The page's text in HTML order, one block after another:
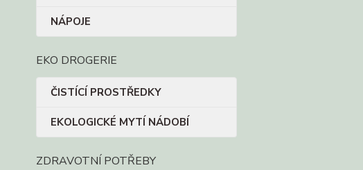
NÁPOJE
EKO DROGERIE
ČISTÍCÍ PROSTŘEDKY
EKOLOGICKÉ MYTÍ NÁDOBÍ
ZDRAVOTNÍ POTŘEBY